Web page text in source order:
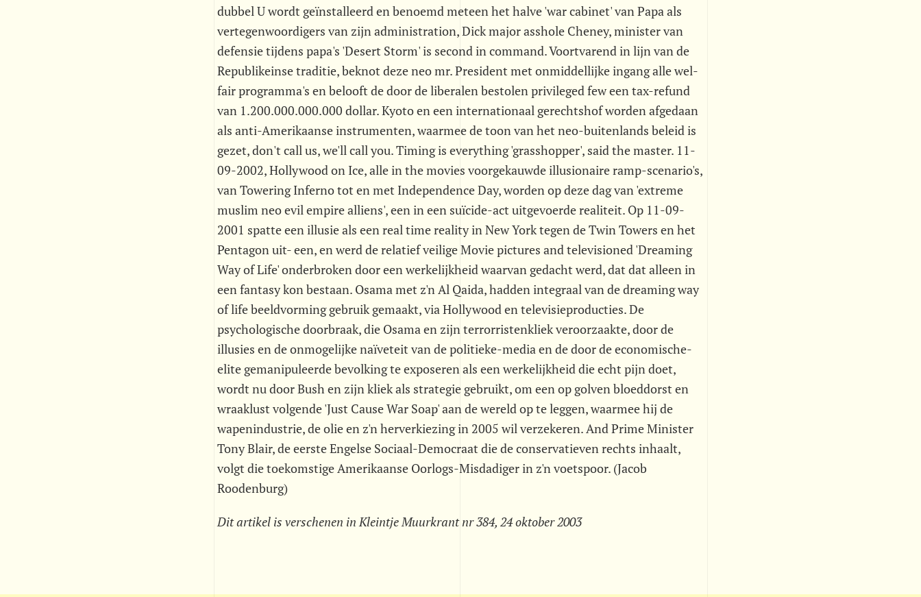
dubbel U wordt geïnstalleerd en benoemd meteen het halve 'war cabinet' van Papa als
vertegenwoordigers van zijn administration, Dick major asshole Cheney, minister van
defensie tijdens papa's 'Desert Storm' is second in command. Voortvarend in lijn van de
Republikeinse traditie, beknot deze neo mr. President met onmiddellijke ingang alle wel-
fair programma's en belooft de door de liberalen bestolen privileged few een tax-refund
van 1.200.000.000.000 dollar. Kyoto en een internationaal gerechtshof worden afgedaan
als anti-Amerikaanse instrumenten, waarmee de toon van het neo-buitenlands beleid is
gezet, don't call us, we'll call you. Timing is everything 'grasshopper', said the master. 11-
09-2002, Hollywood on Ice, alle in the movies voorgekauwde illusionaire ramp-scenario's,
van Towering Inferno tot en met Independence Day, worden op deze dag van 'extreme
muslim neo evil empire alliens', een in een suïcide-act uitgevoerde realiteit. Op 11-09-
2001 spatte een illusie als een real time reality in New York tegen de Twin Towers en het
Pentagon uit- een, en werd de relatief veilige Movie pictures and televisioned 'Dreaming
Way of Life' onderbroken door een werkelijkheid waarvan gedacht werd, dat dat alleen in
een fantasy kon bestaan. Osama met z'n Al Qaida, hadden integraal van de dreaming way
of life beeldvorming gebruik gemaakt, via Hollywood en televisieproducties. De
psychologische doorbraak, die Osama en zijn terrorristenkliek veroorzaakte, door de
illusies en de onmogelijke naïveteit van de politieke-media en de door de economische-
elite gemanipuleerde bevolking te exposeren als een werkelijkheid die echt pijn doet,
wordt nu door Bush en zijn kliek als strategie gebruikt, om een op golven bloeddorst en
wraaklust volgende 'Just Cause War Soap' aan de wereld op te leggen, waarmee hij de
wapenindustrie, de olie en z'n herverkiezing in 2005 wil verzekeren. And Prime Minister
Tony Blair, de eerste Engelse Sociaal-Democraat die de conservatieven rechts inhaalt,
volgt die toekomstige Amerikaanse Oorlogs-Misdadiger in z'n voetspoor. (Jacob
Roodenburg)
Dit artikel is verschenen in Kleintje Muurkrant nr 384, 24 oktober 2003